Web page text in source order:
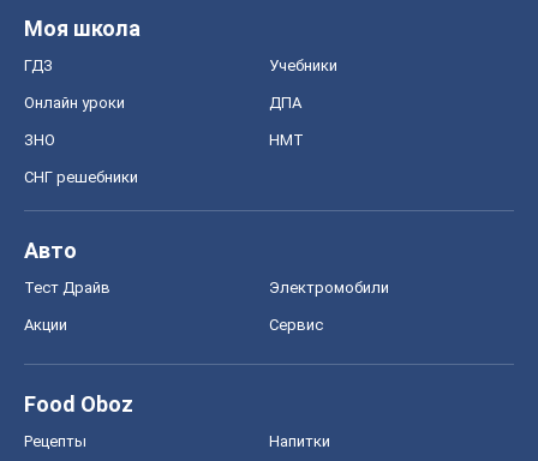
Моя школа
ГДЗ Учебники
Онлайн уроки ДПА
ЗНО НМТ
СНГ решебники
Авто
Тест Драйв Электромобили
Акции Сервис
Food Oboz
Рецепты Напитки